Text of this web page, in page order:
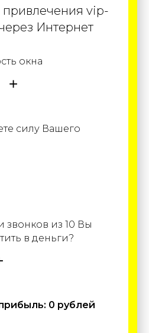
привлечения vip-
Интернет
окна
+
силу Вашего
звонков из 10 Вы
в деньги?
0 рублей